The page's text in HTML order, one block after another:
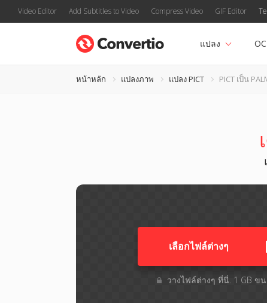
Video Editor Add Subtitles to Video Compress Video GIF Editor
แปลง
หน้าหลัก แปลงภาพ แปลง PICT PICT เป็น
เลือกไฟล์ต่างๆ​
วางไฟล์ต่างๆ​ ที่นี่. 1 GB ข